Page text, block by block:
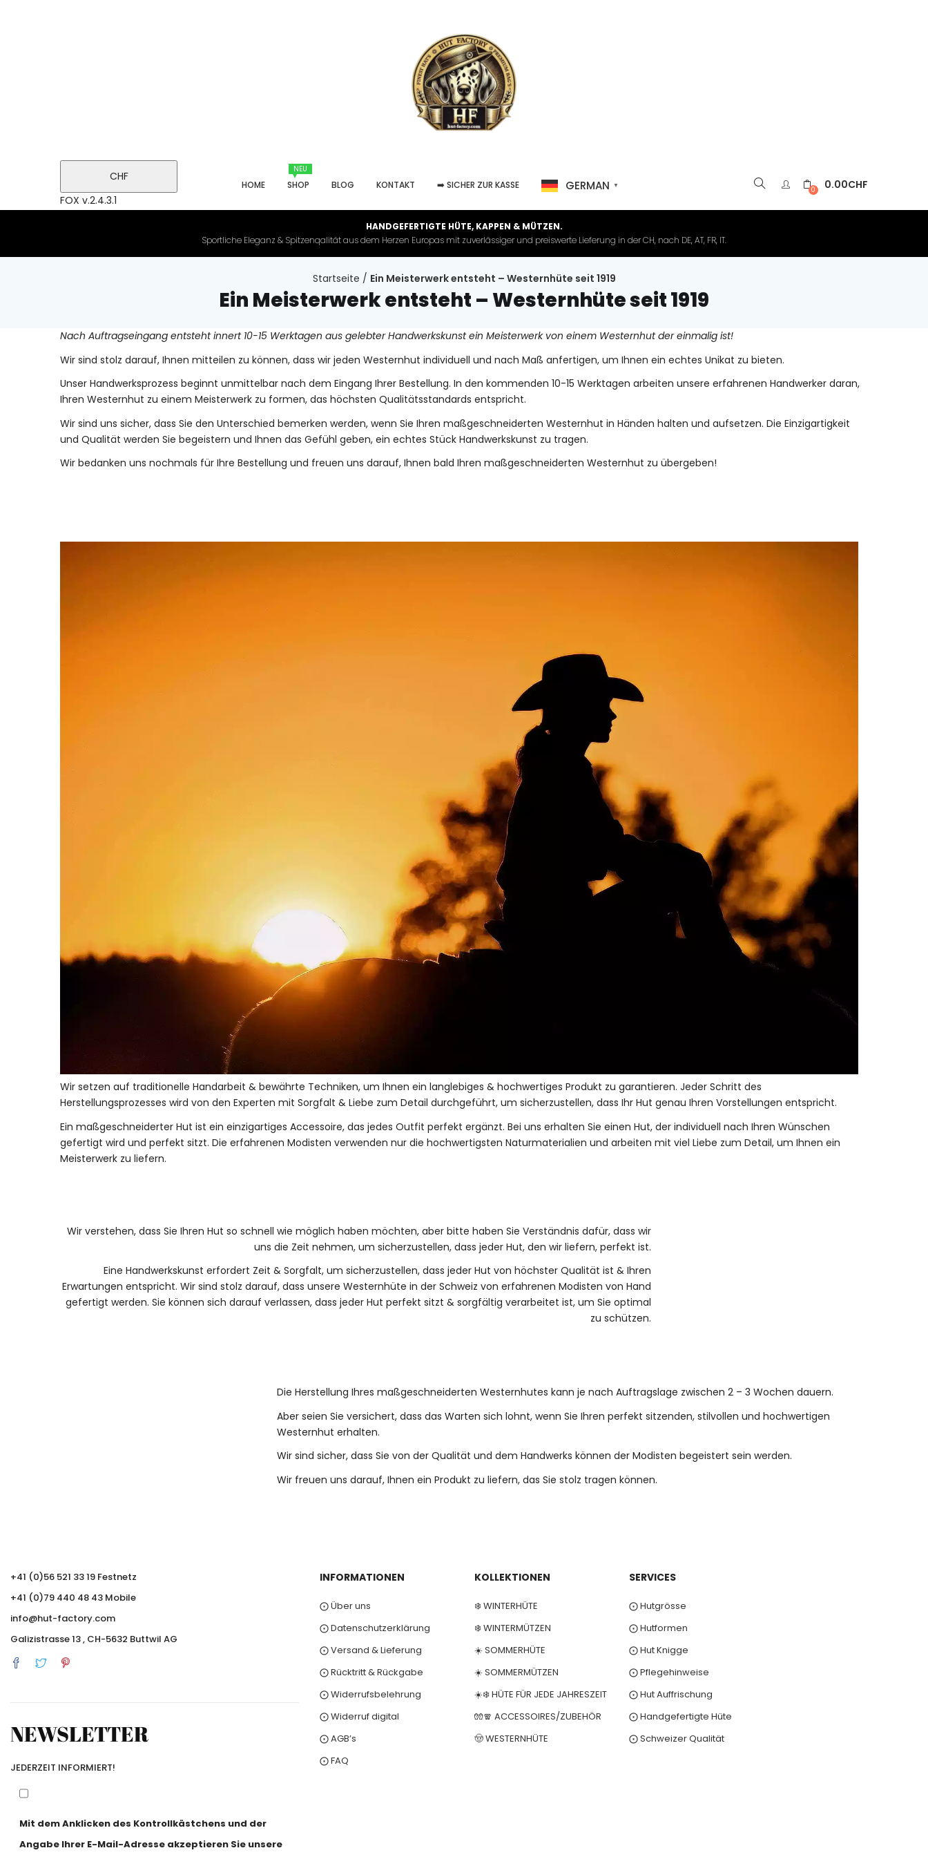
CHF
FOX v.2.4.3.1
HOME
NEU
SHOP BLOG KONTAKT ➡️ SICHER ZUR KASSE GERMAN ▼ 0 0.00CHF
HANDGEFERTIGTE HÜTE, KAPPEN & MÜTZEN.
Sportliche Eleganz & Spitzenqalität aus dem Herzen Europas mit zuverlässiger und preiswerte Lieferung in der CH, nach DE, AT, FR, IT.
Startseite / Ein Meisterwerk entsteht – Westernhüte seit 1919
Ein Meisterwerk entsteht – Westernhüte seit 1919
Nach Auftragseingang entsteht innert 10-15 Werktagen aus gelebter Handwerkskunst ein Meisterwerk von einem Westernhut der einmalig ist!
Wir sind stolz darauf, Ihnen mitteilen zu können, dass wir jeden Westernhut individuell und nach Maß anfertigen, um Ihnen ein echtes Unikat zu bieten.
Unser Handwerksprozess beginnt unmittelbar nach dem Eingang Ihrer Bestellung. In den kommenden 10-15 Werktagen arbeiten unsere erfahrenen Handwerker daran,
Ihren Westernhut zu einem Meisterwerk zu formen, das höchsten Qualitätsstandards entspricht.
Wir sind uns sicher, dass Sie den Unterschied bemerken werden, wenn Sie Ihren maßgeschneiderten Westernhut in Händen halten und aufsetzen. Die Einzigartigkeit
und Qualität werden Sie begeistern und Ihnen das Gefühl geben, ein echtes Stück Handwerkskunst zu tragen.
Wir bedanken uns nochmals für Ihre Bestellung und freuen uns darauf, Ihnen bald Ihren maßgeschneiderten Westernhut zu übergeben!
Wir setzen auf traditionelle Handarbeit & bewährte Techniken, um Ihnen ein langlebiges & hochwertiges Produkt zu garantieren. Jeder Schritt des
Herstellungsprozesses wird von den Experten mit Sorgfalt & Liebe zum Detail durchgeführt, um sicherzustellen, dass Ihr Hut genau Ihren Vorstellungen entspricht.
Ein maßgeschneiderter Hut ist ein einzigartiges Accessoire, das jedes Outfit perfekt ergänzt. Bei uns erhalten Sie einen Hut, der individuell nach Ihren Wünschen
gefertigt wird und perfekt sitzt. Die erfahrenen Modisten verwenden nur die hochwertigsten Naturmaterialien und arbeiten mit viel Liebe zum Detail, um Ihnen ein
Meisterwerk zu liefern.
Wir verstehen, dass Sie Ihren Hut so schnell wie möglich haben möchten, aber bitte haben Sie Verständnis dafür, dass wir
uns die Zeit nehmen, um sicherzustellen, dass jeder Hut, den wir liefern, perfekt ist.
Eine Handwerkskunst erfordert Zeit & Sorgfalt, um sicherzustellen, dass jeder Hut von höchster Qualität ist & Ihren
Erwartungen entspricht. Wir sind stolz darauf, dass unsere Westernhüte in der Schweiz von erfahrenen Modisten von Hand
gefertigt werden. Sie können sich darauf verlassen, dass jeder Hut perfekt sitzt & sorgfältig verarbeitet ist, um Sie optimal
zu schützen.
Die Herstellung Ihres maßgeschneiderten Westernhutes kann je nach Auftragslage zwischen 2 – 3 Wochen dauern.
Aber seien Sie versichert, dass das Warten sich lohnt, wenn Sie Ihren perfekt sitzenden, stilvollen und hochwertigen
Westernhut erhalten.
Wir sind sicher, dass Sie von der Qualität und dem Handwerks können der Modisten begeistert sein werden.
Wir freuen uns darauf, Ihnen ein Produkt zu liefern, das Sie stolz tragen können.
+41 (0)56 521 33 19 Festnetz
+41 (0)79 440 48 43 Mobile
info@hut-factory.com
Galizistrasse 13 , CH-5632 Buttwil AG
NEWSLETTER
JEDERZEIT INFORMIERT!
Mit dem Anklicken des Kontrollkästchens und der
Angabe Ihrer E-Mail-Adresse akzeptieren Sie unsere
INFORMATIONEN
⨀ Über uns
⨀ Datenschutzerklärung
⨀ Versand & Lieferung
⨀ Rücktritt & Rückgabe
⨀ Widerrufsbelehrung
⨀ Widerruf digital
⨀ AGB’s
⨀ FAQ
KOLLEKTIONEN
❄️ WINTERHÜTE
❄️ WINTERMÜTZEN
☀️ SOMMERHÜTE
☀️ SOMMERMÜTZEN
☀️❄️ HÜTE FÜR JEDE JAHRESZEIT
🧤🧣 ACCESSOIRES/ZUBEHÖR
🤠 WESTERNHÜTE
SERVICES
⨀ Hutgrösse
⨀ Hutformen
⨀ Hut Knigge
⨀ Pflegehinweise
⨀ Hut Auffrischung
⨀ Handgefertigte Hüte
⨀ Schweizer Qualität